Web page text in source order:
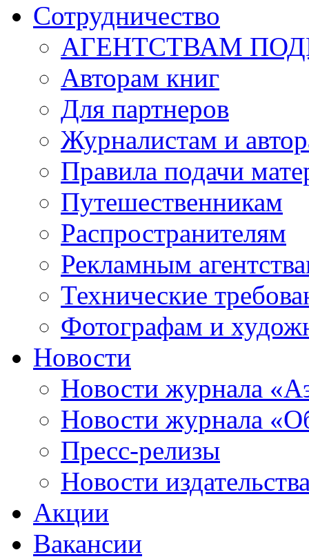
Сотрудничество
АГЕНТСТВАМ
Авторам книг
Для партнеров
Журналистам и
Правила подачи
Путешественникам
Распространителям
Рекламным
Технические
Фотографам и
Новости
Новости журнала
Новости журнала
Пресс-релизы
Новости
Акции
Вакансии